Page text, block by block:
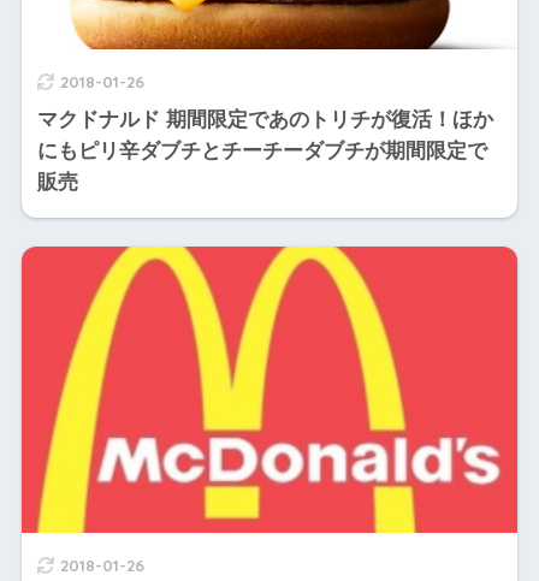
2018-01-26
マクドナルド 期間限定であのトリチが復活！ほか
にもピリ辛ダブチとチーチーダブチが期間限定で
販売
2018-01-26